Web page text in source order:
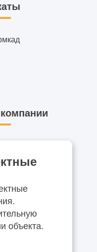
объекта.